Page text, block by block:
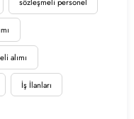
sözleşmeli personel
alımı
İş İlanları